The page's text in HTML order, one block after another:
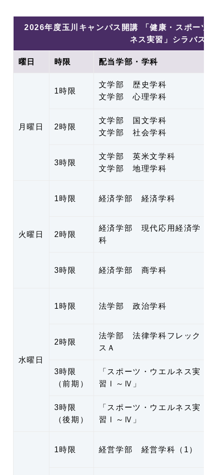
2026年度玉川キャンパス開講 「健康・スポーツ
ネス実習」シラバス
曜日 時限 配当学部・学科
月曜日
1時限
文学部 歴史学科
文学部 心理学科
2時限
文学部 国文学科
文学部 社会学科
3時限
文学部 英米文学科
文学部 地理学科
火曜日
1時限 経済学部 経済学科
2時限
経済学部 現代応用経済学
科
3時限 経済学部 商学科
水曜日
1時限 法学部 政治学科
2時限
法学部 法律学科フレック
スＡ
3時限
（前期）
「スポーツ・ウエルネス実
習Ⅰ～Ⅳ」
3時限
（後期）
「スポーツ・ウエルネス実
習Ⅰ～Ⅳ」
1時限 経営学部 経営学科（1）